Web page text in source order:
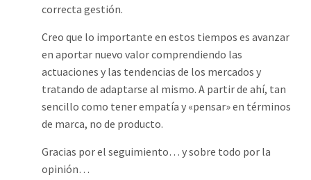
correcta gestión.
Creo que lo importante en estos tiempos es avanzar
en aportar nuevo valor comprendiendo las
actuaciones y las tendencias de los mercados y
tratando de adaptarse al mismo. A partir de ahí, tan
sencillo como tener empatía y «pensar» en términos
de marca, no de producto.
Gracias por el seguimiento… y sobre todo por la
opinión…